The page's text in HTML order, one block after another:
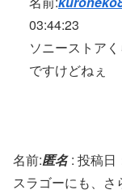
03:44:23
ソニーストア
ですけどねぇ
名前:匿名: 投稿日
スラゴーにも、